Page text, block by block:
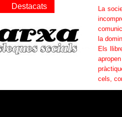
La
la
Els
cels,
Destacats